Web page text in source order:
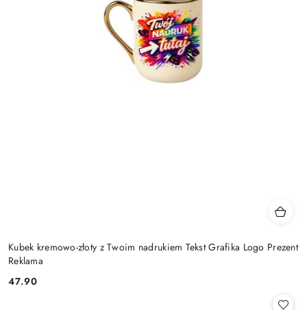
Kubek kremowo-złoty z Twoim nadrukiem Tekst Grafika Logo Prezent
Reklama
Cena:
47.90